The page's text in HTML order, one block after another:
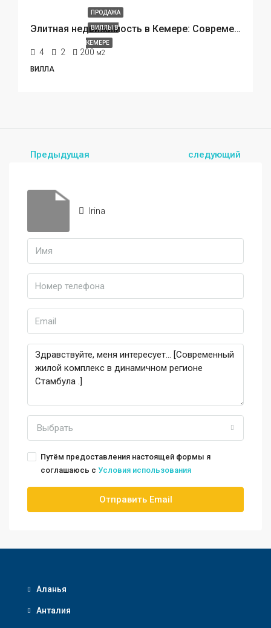
ПРОДАЖА
ВИЛЛЫ В
КЕМЕРЕ
Элитная недвижимость в Кемере: Современные виллы с частным бассейном в 450 метрах от пляжа.
4 2 200 м2
ВИЛЛА
Предыдущая следующий
Irina
Выбрать
Путём предоставления настоящей формы я
соглашаюсь с Условия использования
Отправить Email
Аланья
Анталия